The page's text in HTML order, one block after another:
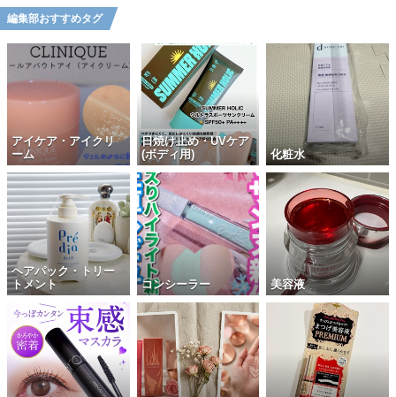
編集部おすすめタグ
アイケア・アイクリ
ーム
日焼け止め・UVケア
(ボディ用)
化粧水
ヘアパック・トリー
トメント
コンシーラー 美容液